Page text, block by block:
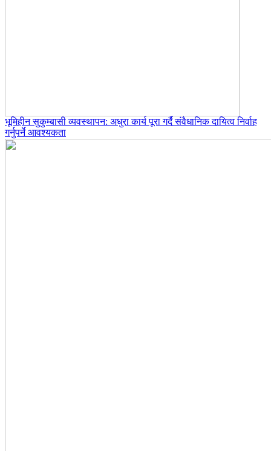
भूमिहीन सुकुम्बासी व्यवस्थापन: अधुरा कार्य पूरा गर्दै संवैधानिक दायित्व निर्वाह
गर्नुपर्ने आवश्यकता